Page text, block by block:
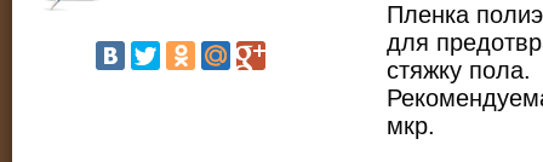
Пленка
для
стяжку пола.
мкр.